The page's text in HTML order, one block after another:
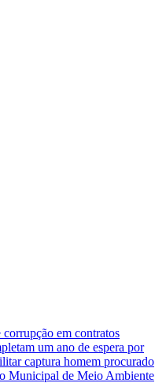
em contratos
um ano de espera por
captura homem procurado
Municipal de Meio Ambiente